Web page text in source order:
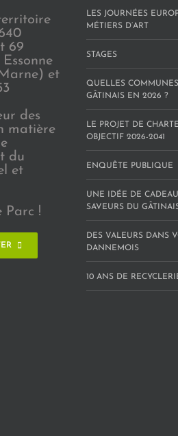
69
et
des
matière
du
et
Parc !
LES JOURNÉES
MÉTIERS D’ART
STAGES
QUELLES
GÂTINAIS EN 2026 ?
LE PROJET DE
OBJECTIF 2026-2041
ENQUÊTE PUBLIQUE
UNE IDÉE DE
SAVEURS DU
DES VALEURS DANS
DANNEMOIS
10 ANS DE